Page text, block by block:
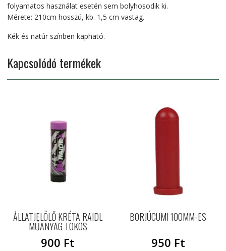
folyamatos használat esetén sem bolyhosodik ki.
Mérete: 210cm hosszú, kb. 1,5 cm vastag.
Kék és natúr színben kapható.
Kapcsolódó termékek
ÁLLATJELÖLŐ KRÉTA RAIDL
MŰANYAG TOKOS
900 Ft
BORJÚCUMI 100MM-ES
950 Ft